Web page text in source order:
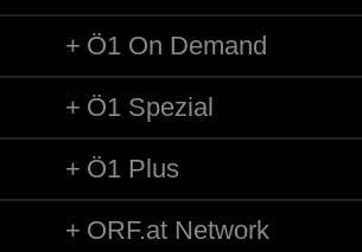
Ö1 On Demand
Ö1 Spezial
Ö1 Plus
ORF.at Network